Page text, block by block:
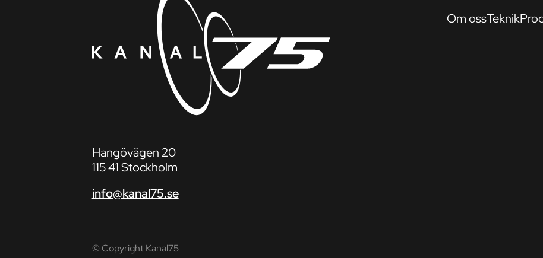
Hangövägen 20
115 41 Stockholm
info@kanal75.se
Om ossTeknik
© Copyright Kanal75